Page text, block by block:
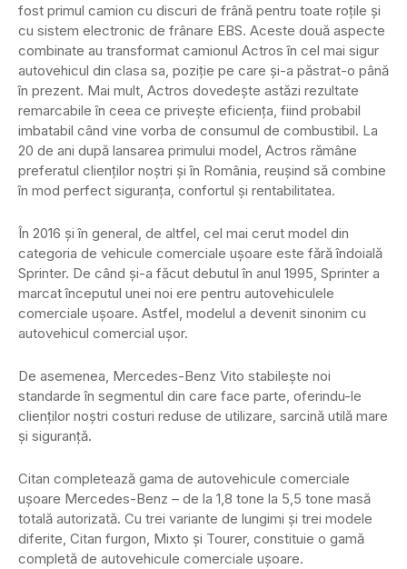
fost primul camion cu discuri de frână pentru toate roțile și
cu sistem electronic de frânare EBS. Aceste două aspecte
combinate au transformat camionul Actros în cel mai sigur
autovehicul din clasa sa, poziție pe care și-a păstrat-o până
în prezent. Mai mult, Actros dovedește astăzi rezultate
remarcabile în ceea ce privește eficiența, fiind probabil
imbatabil când vine vorba de consumul de combustibil. La
20 de ani după lansarea primului model, Actros rămâne
preferatul clienților noștri și în România, reușind să combine
în mod perfect siguranța, confortul și rentabilitatea.
În 2016 și în general, de altfel, cel mai cerut model din
categoria de vehicule comerciale ușoare este fără îndoială
Sprinter. De când și-a făcut debutul în anul 1995, Sprinter a
marcat începutul unei noi ere pentru autovehiculele
comerciale uşoare. Astfel, modelul a devenit sinonim cu
autovehicul comercial ușor.
De asemenea, Mercedes-Benz Vito stabilește noi
standarde în segmentul din care face parte, oferindu-le
clienților noștri costuri reduse de utilizare, sarcină utilă mare
și siguranță.
Citan completează gama de autovehicule comerciale
uşoare Mercedes-Benz – de la 1,8 tone la 5,5 tone masă
totală autorizată. Cu trei variante de lungimi şi trei modele
diferite, Citan furgon, Mixto şi Tourer, constituie o gamă
completă de autovehicule comerciale ușoare.